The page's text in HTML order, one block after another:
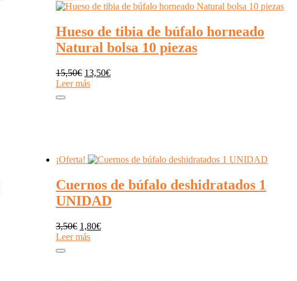
Hueso de tibia de búfalo horneado
Natural bolsa 10 piezas
15,50€ El
precio
13,50€El
Leer más
¡Oferta!
Cuernos de búfalo deshidratados 1
UNIDAD
3,50€ El
precio
1,80€El
Leer más